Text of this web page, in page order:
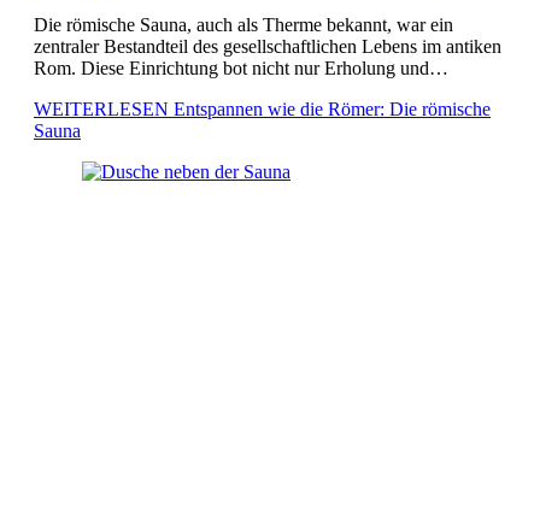
Die römische Sauna, auch als Therme bekannt, war ein
zentraler Bestandteil des gesellschaftlichen Lebens im antiken
Rom. Diese Einrichtung bot nicht nur Erholung und
Interaktionen. Die Römer […]
WEITERLESEN Entspannen wie die Römer: Die römische
Sauna